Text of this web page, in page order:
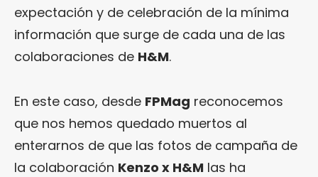
expectación y de celebración de la mínima
información que surge de cada una de las
colaboraciones de H&M.
En este caso, desde FPMag reconocemos
que nos hemos quedado muertos al
enterarnos de que las fotos de campaña de
la colaboración Kenzo x H&M las ha